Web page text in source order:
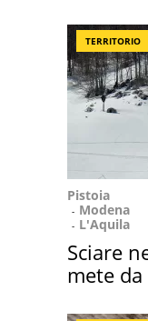
TERRITORIO
Pistoia
Modena
L'Aquila
Sciare
mete